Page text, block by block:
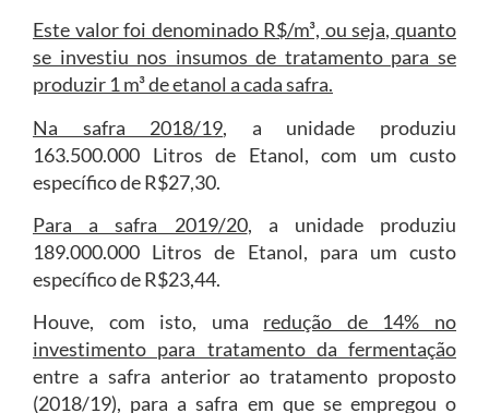
Este valor foi denominado R$/m³, ou seja, quanto
se investiu nos insumos de tratamento para se
produzir 1 m³ de etanol a cada safra.
Na safra 2018/19, a unidade produziu
163.500.000 Litros de Etanol, com um custo
específico de R$27,30.
Para a safra 2019/20, a unidade produziu
189.000.000 Litros de Etanol, para um custo
específico de R$23,44.
Houve, com isto, uma redução de 14% no
investimento para tratamento da fermentação
entre a safra anterior ao tratamento proposto
(2018/19), para a safra em que se empregou o